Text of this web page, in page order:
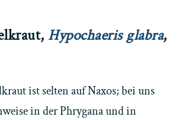
Hypochaeris glabra,
ist selten auf Naxos; bei uns
in der Phrygana und in